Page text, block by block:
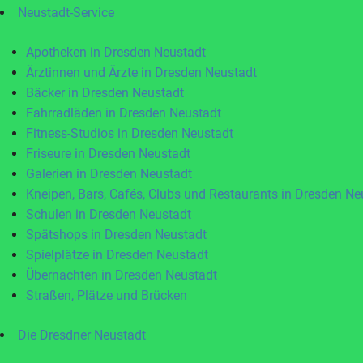
Neustadt-Service
Apotheken in Dresden Neustadt
Ärztinnen und Ärzte in Dresden Neustadt
Bäcker in Dresden Neustadt
Fahrradläden in Dresden Neustadt
Fitness-Studios in Dresden Neustadt
Friseure in Dresden Neustadt
Galerien in Dresden Neustadt
Kneipen, Bars, Cafés, Clubs und Restaurants in Dresden
Schulen in Dresden Neustadt
Spätshops in Dresden Neustadt
Spielplätze in Dresden Neustadt
Übernachten in Dresden Neustadt
Straßen, Plätze und Brücken
Die Dresdner Neustadt